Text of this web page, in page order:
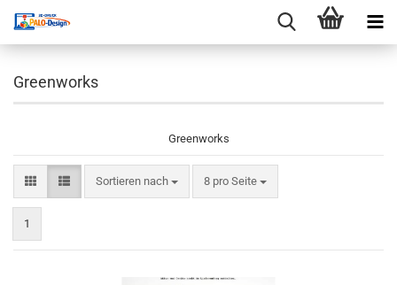
Greenworks
Greenworks
Sortieren nach
Sortieren nach 8 pro Seite
pro Seite
1